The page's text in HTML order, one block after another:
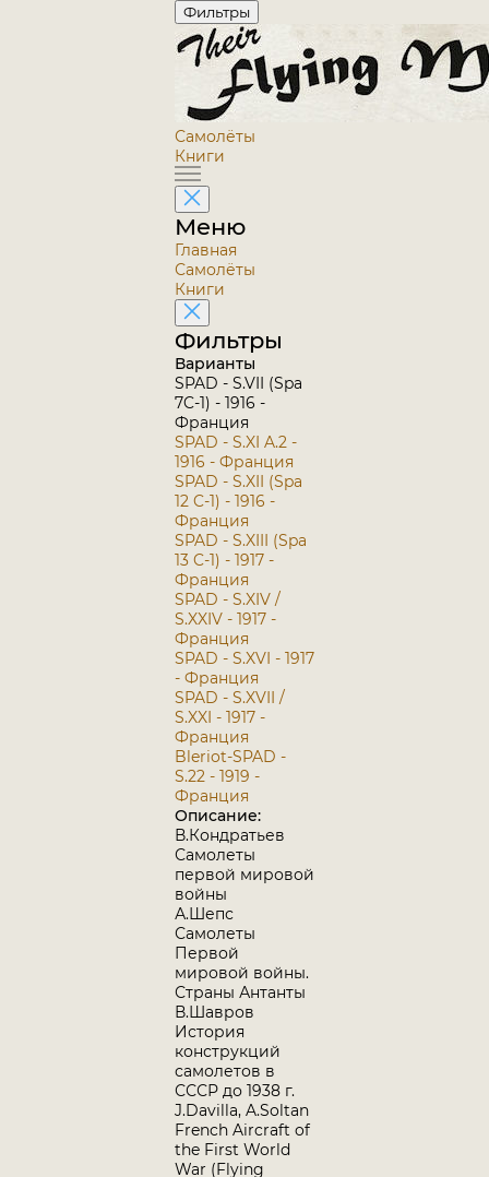
Фильтры
Самолёты
Книги
Меню
Главная
Самолёты
Книги
Фильтры
Варианты
SPAD - S.VII (Spa
7C-1) - 1916 -
Франция
SPAD - S.XI A.2 -
1916 - Франция
SPAD - S.XII (Spa
12 C-1) - 1916 -
Франция
SPAD - S.XIII (Spa
13 C-1) - 1917 -
Франция
SPAD - S.XIV /
S.XXIV - 1917 -
Франция
SPAD - S.XVI - 1917
- Франция
SPAD - S.XVII /
S.XXI - 1917 -
Франция
Bleriot-SPAD -
S.22 - 1919 -
Франция
Описание:
В.Кондратьев
Самолеты
первой мировой
войны
А.Шепс
Самолеты
Первой
мировой войны.
Страны Антанты
В.Шавров
История
конструкций
самолетов в
СССР до 1938 г.
J.Davilla, A.Soltan
French Aircraft of
the First World
War (Flying